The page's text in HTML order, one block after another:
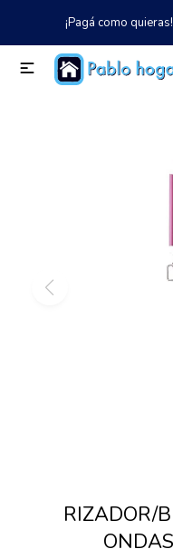
¡Pagá como

RIZADOR/
Catálogo Tienda
Tecnología
Aire libre y Jardín